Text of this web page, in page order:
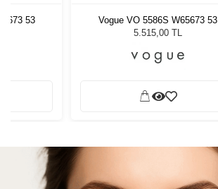
53
Vogue VO 5586S W65673 53
5.515,00 TL